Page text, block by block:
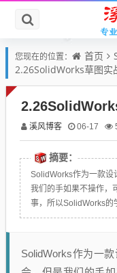
您现在的位置： 首页
2.26SolidWorks草图实
溪风博客 06-17
摘要：
SolidWorks作为一款设
我们的手如果不操作，
事，所以SolidWorks的
SolidWorks作为一